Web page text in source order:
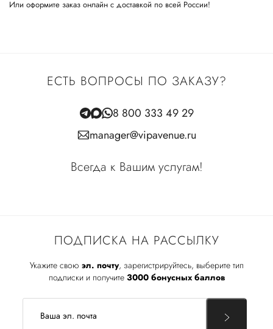
Или оформите заказ онлайн с доставкой по всей России!
ПОДПИСКА НА РАССЫЛКУ
Укажите свою эл. почту, зарегистрируйтесь, выберите тип
подписки и получите 3000 бонусных баллов
ЕСТЬ ВОПРОСЫ ПО ЗАКАЗУ?
8 800 333 49 29
manager@vipavenue.ru
Всегда к Вашим услугам!